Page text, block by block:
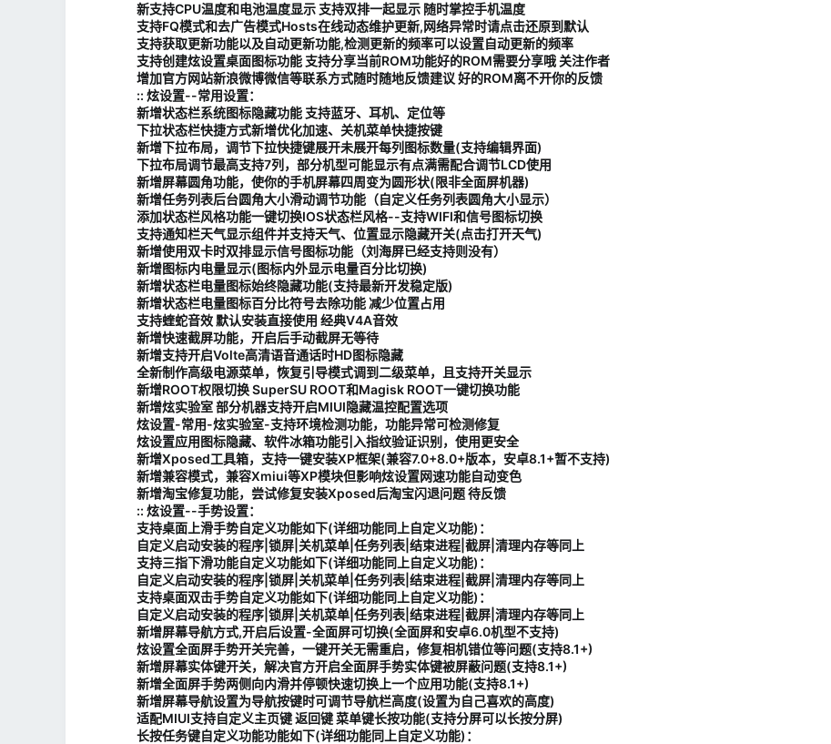
新支持CPU温度和电池温度显示 支持双排一起显示 随时掌控手机温度
支持FQ模式和去广告模式Hosts在线动态维护更新,网络异常时请点击还原到默认
支持获取更新功能以及自动更新功能,检测更新的频率可以设置自动更新的频率
支持创建炫设置桌面图标功能 支持分享当前ROM功能好的ROM需要分享哦 关注作者
增加官方网站新浪微博微信等联系方式随时随地反馈建议 好的ROM离不开你的反馈
:: 炫设置--常用设置：
新增状态栏系统图标隐藏功能 支持蓝牙、耳机、定位等
下拉状态栏快捷方式新增优化加速、关机菜单快捷按键
新增下拉布局，调节下拉快捷键展开未展开每列图标数量(支持编辑界面)
下拉布局调节最高支持7列，部分机型可能显示有点满需配合调节LCD使用
新增屏幕圆角功能，使你的手机屏幕四周变为圆形状(限非全面屏机器)
新增任务列表后台圆角大小滑动调节功能（自定义任务列表圆角大小显示）
添加状态栏风格功能一键切换IOS状态栏风格--支持WIFI和信号图标切换
支持通知栏天气显示组件并支持天气、位置显示隐藏开关(点击打开天气)
新增使用双卡时双排显示信号图标功能（刘海屏已经支持则没有）
新增图标内电量显示(图标内外显示电量百分比切换)
新增状态栏电量图标始终隐藏功能(支持最新开发稳定版)
新增状态栏电量图标百分比符号去除功能 减少位置占用
支持蝰蛇音效 默认安装直接使用 经典V4A音效
新增快速截屏功能，开启后手动截屏无等待
新增支持开启Volte高清语音通话时HD图标隐藏
全新制作高级电源菜单，恢复引导模式调到二级菜单，且支持开关显示
新增ROOT权限切换 SuperSU ROOT和Magisk ROOT一键切换功能
新增炫实验室 部分机器支持开启MIUI隐藏温控配置选项
炫设置-常用-炫实验室-支持环境检测功能，功能异常可检测修复
炫设置应用图标隐藏、软件冰箱功能引入指纹验证识别，使用更安全
新增Xposed工具箱，支持一键安装XP框架(兼容7.0+8.0+版本，安卓8.1+暂不支持)
新增兼容模式，兼容Xmiui等XP模块但影响炫设置网速功能自动变色
新增淘宝修复功能，尝试修复安装Xposed后淘宝闪退问题 待反馈
:: 炫设置--手势设置：
支持桌面上滑手势自定义功能如下(详细功能同上自定义功能)：
自定义启动安装的程序|锁屏|关机菜单|任务列表|结束进程|截屏|清理内存等同上
支持三指下滑功能自定义功能如下(详细功能同上自定义功能)：
自定义启动安装的程序|锁屏|关机菜单|任务列表|结束进程|截屏|清理内存等同上
支持桌面双击手势自定义功能如下(详细功能同上自定义功能)：
自定义启动安装的程序|锁屏|关机菜单|任务列表|结束进程|截屏|清理内存等同上
新增屏幕导航方式,开启后设置-全面屏可切换(全面屏和安卓6.0机型不支持)
炫设置全面屏手势开关完善，一键开关无需重启，修复相机错位等问题(支持8.1+)
新增屏幕实体键开关，解决官方开启全面屏手势实体键被屏蔽问题(支持8.1+)
新增全面屏手势两侧向内滑并停顿快速切换上一个应用功能(支持8.1+)
新增屏幕导航设置为导航按键时可调节导航栏高度(设置为自己喜欢的高度)
适配MIUI支持自定义主页键 返回键 菜单键长按功能(支持分屏可以长按分屏)
长按任务键自定义功能功能如下(详细功能同上自定义功能)：